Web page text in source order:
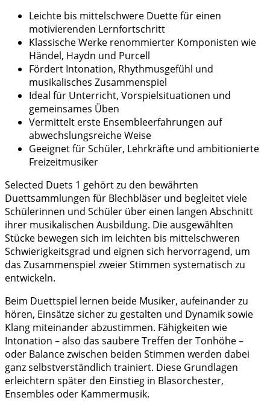
Leichte bis mittelschwere Duette für einen
motivierenden Lernfortschritt
Klassische Werke renommierter Komponisten wie
Händel, Haydn und Purcell
Fördert Intonation, Rhythmusgefühl und
musikalisches Zusammenspiel
Ideal für Unterricht, Vorspielsituationen und
gemeinsames Üben
Vermittelt erste Ensembleerfahrungen auf
abwechslungsreiche Weise
Geeignet für Schüler, Lehrkräfte und ambitionierte
Freizeitmusiker
Selected Duets 1 gehört zu den bewährten
Duettsammlungen für Blechbläser und begleitet viele
Schülerinnen und Schüler über einen langen Abschnitt
ihrer musikalischen Ausbildung. Die ausgewählten
Stücke bewegen sich im leichten bis mittelschweren
Schwierigkeitsgrad und eignen sich hervorragend, um
das Zusammenspiel zweier Stimmen systematisch zu
entwickeln.
Beim Duettspiel lernen beide Musiker, aufeinander zu
hören, Einsätze sicher zu gestalten und Dynamik sowie
Klang miteinander abzustimmen. Fähigkeiten wie
Intonation – also das saubere Treffen der Tonhöhe –
oder Balance zwischen beiden Stimmen werden dabei
ganz selbstverständlich trainiert. Diese Grundlagen
erleichtern später den Einstieg in Blasorchester,
Ensembles oder Kammermusik.